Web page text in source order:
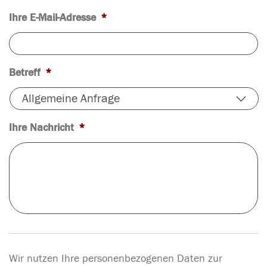
Ihre E-Mail-Adresse *
Betreff *
Ihre Nachricht *
Wir nutzen Ihre personenbezogenen Daten zur